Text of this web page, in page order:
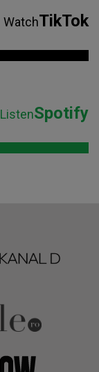
WatchTikTok
ListenSpotify